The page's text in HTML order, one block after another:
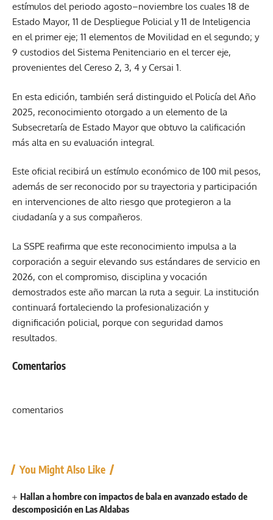
estímulos del periodo agosto–noviembre los cuales 18 de
Estado Mayor, 11 de Despliegue Policial y 11 de Inteligencia
en el primer eje; 11 elementos de Movilidad en el segundo; y
9 custodios del Sistema Penitenciario en el tercer eje,
provenientes del Cereso 2, 3, 4 y Cersai 1.
En esta edición, también será distinguido el Policía del Año
2025, reconocimiento otorgado a un elemento de la
Subsecretaría de Estado Mayor que obtuvo la calificación
más alta en su evaluación integral.
Este oficial recibirá un estímulo económico de 100 mil pesos,
además de ser reconocido por su trayectoria y participación
en intervenciones de alto riesgo que protegieron a la
ciudadanía y a sus compañeros.
La SSPE reafirma que este reconocimiento impulsa a la
corporación a seguir elevando sus estándares de servicio en
2026, con el compromiso, disciplina y vocación
demostrados este año marcan la ruta a seguir. La institución
continuará fortaleciendo la profesionalización y
dignificación policial, porque con seguridad damos
resultados.
Comentarios
comentarios
You Might Also Like
Hallan a hombre con impactos de bala en avanzado estado de
descomposición en Las Aldabas